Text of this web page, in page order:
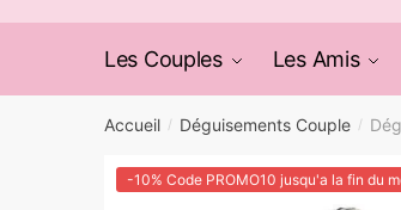
Les Couples Les Amis
Accueil / Déguisements Couple /
-10% Code PROMO10 jusqu'a la fin du